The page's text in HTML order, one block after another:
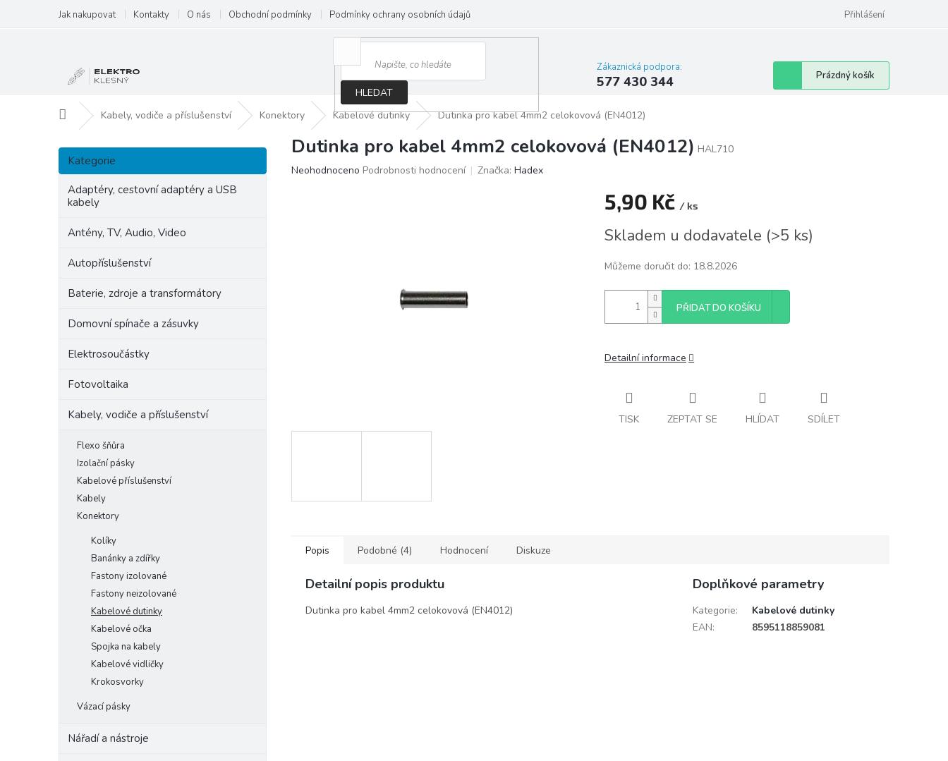
obsah
Jak nakupovat Kontakty O nás Obchodní podmínky Podmínky ochrany osobních údajů Přihlášení
HLEDAT
Zákaznická podpora:
577 430 344
Nákupní
košík
Prázdný košík
Domů Kabely, vodiče a příslušenství Konektory Kabelové dutinky Dutinka pro kabel 4mm2 celokovová (EN4012)
P
s
Přeskočit
kategorie
Kategorie
Adaptéry, cestovní adaptéry a USB
kabely
Antény, TV, Audio, Video
Autopříslušenství
Baterie, zdroje a transformátory
Domovní spínače a zásuvky
Elektrosoučástky
Fotovoltaika
Kabely, vodiče a příslušenství
Flexo šňůra
Izolační pásky
Kabelové příslušenství
Kabely
Konektory
Kolíky
Banánky a zdířky
Fastony izolované
Fastony neizolované
Kabelové dutinky
Kabelové očka
Spojka na kabely
Kabelové vidličky
Krokosvorky
Vázací pásky
Nářadí a nástroje
Dutinka pro kabel 4mm2 celokovová (EN4012) HAL710
Průměrné
Neohodnoceno Podrobnosti hodnocení Značka: Hadex
5,90 Kč / ks
cena:
Skladem u dodavatele (>5 ks)
Můžeme doručit do: 18.8.2026
PŘIDAT DO KOŠÍKU
Detailní informace
TISK ZEPTAT SE HLÍDAT SDÍLET
Popis Podobné (4) Hodnocení Diskuze
Detailní popis produktu
Dutinka pro kabel 4mm2 celokovová (EN4012)
Doplňkové parametry
Kategorie:
Kabelové dutinky
EAN: 8595118859081